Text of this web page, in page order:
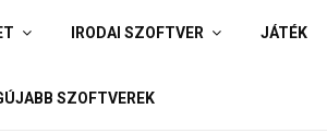
IRODAI SZOFTVER JÁTÉK
SZOFTVEREK